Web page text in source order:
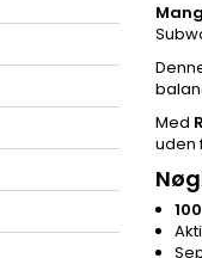
Med
uden